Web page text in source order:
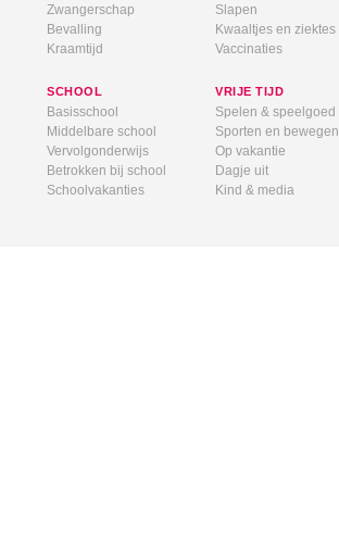
Zwangerschap
Bevalling
Kraamtijd
Slapen
Kwaaltjes en ziektes
Vaccinaties
SCHOOL
Basisschool
Middelbare school
Vervolgonderwijs
Betrokken bij school
Schoolvakanties
VRIJE TIJD
Spelen & speelgoed
Sporten en bewegen
Op vakantie
Dagje uit
Kind & media